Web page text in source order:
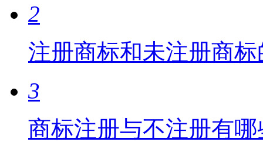
2
注册商标和未注册商
3
商标注册与不注册有